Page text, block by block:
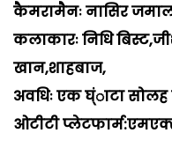
कैमरामैनः नासिर
कलाकारः निधि
खान,शाहबाज,
अवधिः एक घ्ंाटा
ओटीटी